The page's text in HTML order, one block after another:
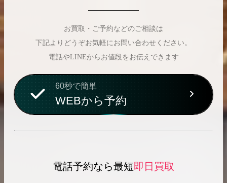
お買取・ご予約などのご相談は
下記よりどうぞお気軽にお問い合わせください。
電話やLINEからお値段をお伝えできます
60秒で簡単
WEBから予約
電話予約なら最短即日買取